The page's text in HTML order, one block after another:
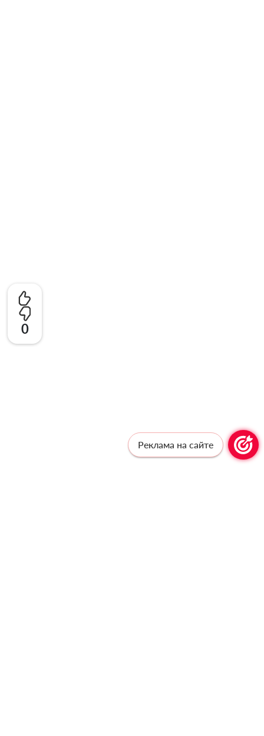
0
Реклама на сайте